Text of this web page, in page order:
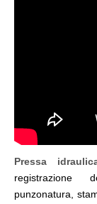
Pressa
registrazione
punzonatura,